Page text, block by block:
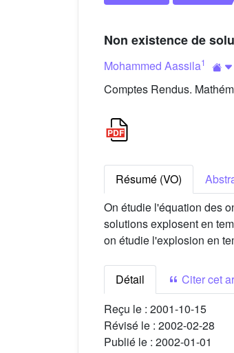
Non existence de
Mohammed Aassila1
Comptes Rendus.
Résumé (VO)
On étudie l'équation des
solutions explosent en
on étudie l'explosion en
Détail
Citer cet
Reçu le : 2001-10-15
Révisé le : 2002-02-28
Publié le : 2002-01-01